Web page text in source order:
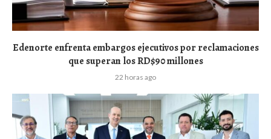
Edenorte enfrenta embargos ejecutivos por reclamaciones
que superan los RD$90 millones
22 horas ago